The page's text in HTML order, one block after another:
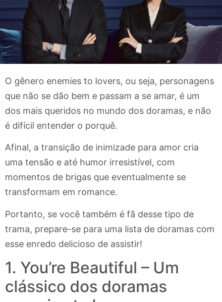
O gênero enemies to lovers, ou seja, personagens
que não se dão bem e passam a se amar, é um
dos mais queridos no mundo dos doramas, e não
é difícil entender o porquê.
Afinal, a transição de inimizade para amor cria
uma tensão e até humor irresistível, com
momentos de brigas que eventualmente se
transformam em romance.
Portanto, se você também é fã desse tipo de
trama, prepare-se para uma lista de doramas com
esse enredo delicioso de assistir!
1. You’re Beautiful – Um
clássico dos doramas